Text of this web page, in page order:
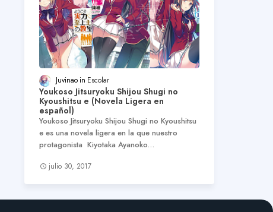
Juvinao Escolar
Youkoso Jitsuryoku Shijou Shugi no
Kyoushitsu e (Novela Ligera en
español)
Youkoso Jitsuryoku Shijou Shugi no Kyoushitsu
e es una novela ligera en la que nuestro
protagonista Kiyotaka Ayanoko…
julio 30, 2017